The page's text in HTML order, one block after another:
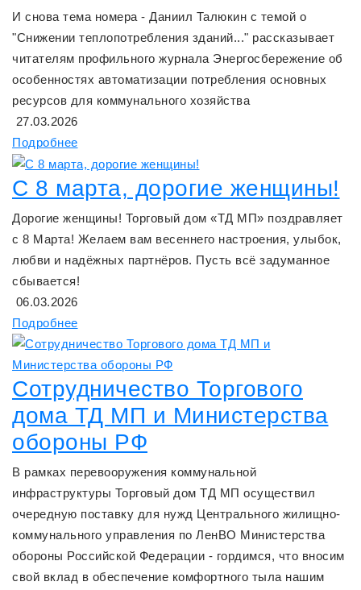
И снова тема номера - Даниил Талюкин с темой о
"Снижении теплопотребления зданий..." рассказывает
читателям профильного журнала Энергосбережение об
особенностях автоматизации потребления основных
ресурсов для коммунального хозяйства
27.03.2026
Подробнее
С 8 марта, дорогие женщины!
Дорогие женщины! Торговый дом «ТД МП» поздравляет
с 8 Марта! Желаем вам весеннего настроения, улыбок,
любви и надёжных партнёров. Пусть всё задуманное
сбывается!
06.03.2026
Подробнее
Сотрудничество Торгового
дома ТД МП и Министерства
обороны РФ
В рамках перевооружения коммунальной
инфраструктуры Торговый дом ТД МП осуществил
очередную поставку для нужд Центрального жилищно-
коммунального управления по ЛенВО Министерства
обороны Российской Федерации - гордимся, что вносим
свой вклад в обеспечение комфортного тыла нашим